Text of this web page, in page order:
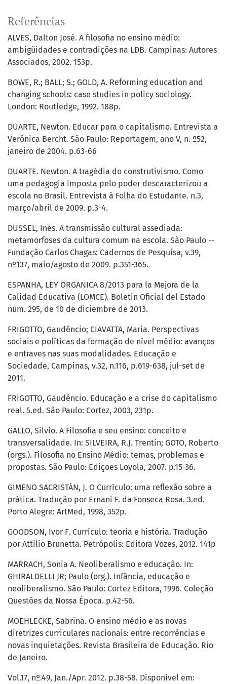
Referências
ALVES, Dalton José. A filosofia no ensino médio:
ambigüidades e contradições na LDB. Campinas: Autores
Associados, 2002. 153p.
BOWE, R.; BALL; S.; GOLD, A. Reforming education and
changing schools: case studies in policy sociology.
London: Routledge, 1992. 188p.
DUARTE, Newton. Educar para o capitalismo. Entrevista a
Verônica Bercht. São Paulo: Reportagem, ano V, n. º52,
janeiro de 2004. p.63-66
DUARTE. Newton. A tragédia do construtivismo. Como
uma pedagogia imposta pelo poder descaracterizou a
escola no Brasil. Entrevista à Folha do Estudante. n.3,
março/abril de 2009. p.3-4.
DUSSEL, Inés. A transmissão cultural assediada:
metamorfoses da cultura comum na escola. São Paulo --
Fundação Carlos Chagas: Cadernos de Pesquisa, v.39,
nº137, maio/agosto de 2009. p.351-365.
ESPANHA, LEY ORGANICA 8/2013 para la Mejora de la
Calidad Educativa (LOMCE). Boletin Oficial del Estado
núm. 295, de 10 de diciembre de 2013.
FRIGOTTO, Gaudêncio; CIAVATTA, Maria. Perspectivas
sociais e políticas da formação de nível médio: avanços
e entraves nas suas modalidades. Educação e
Sociedade, Campinas, v.32, n.116, p.619-638, jul-set de
2011.
FRIGOTTO, Gaudêncio. Educação e a crise do capitalismo
real. 5.ed. São Paulo: Cortez, 2003, 231p.
GALLO, Silvio. A Filosofia e seu ensino: conceito e
transversalidade. In: SILVEIRA, R.J. Trentin; GOTO, Roberto
(orgs.). Filosofia no Ensino Médio: temas, problemas e
propostas. São Paulo: Ediçoes Loyola, 2007. p.15-36.
GIMENO SACRISTÁN, J. O Currículo: uma reflexão sobre a
prática. Tradução por Ernani F. da Fonseca Rosa. 3.ed.
Porto Alegre: ArtMed, 1998, 352p.
GOODSON, Ivor F. Currículo: teoria e história. Tradução
por Attilio Brunetta. Petrópolis: Editora Vozes, 2012. 141p
MARRACH, Sonia A. Neoliberalismo e educação. In:
GHIRALDELLI JR; Paulo (org.). Infância, educação e
neoliberalismo. São Paulo: Cortez Editora, 1996. Coleção
Questões da Nossa Época. p.42-56.
MOEHLECKE, Sabrina. O ensino médio e as novas
diretrizes curriculares nacionais: entre recorrências e
novas inquietações. Revista Brasileira de Educação. Rio
de Janeiro.
Vol.17, nº.49, Jan./Apr. 2012. p.38-58. Disponível em: